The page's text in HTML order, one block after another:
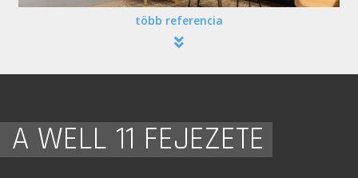
több referencia
A WELL 11 FEJEZETE